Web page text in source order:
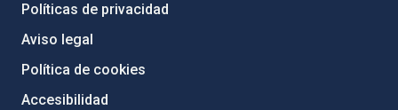
Políticas de privacidad
Aviso legal
Política de cookies
Accesibilidad